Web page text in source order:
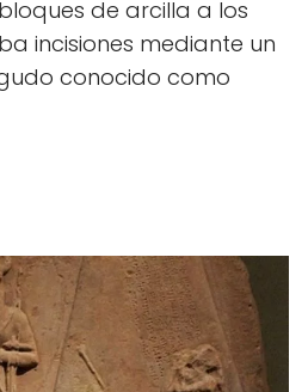
de arcilla a los
incisiones mediante un
conocido como